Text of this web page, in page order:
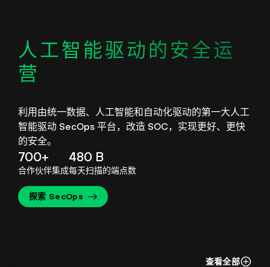
人工智能驱动的安全运
营
利用由统一数据、人工智能和自动化驱动的第一大人工
智能驱动 SecOps 平台，改造 SOC，实现更好、更快
的安全。
700+
合作伙伴集成
480 B
每天扫描的端点数
探索 SecOps
查看全部